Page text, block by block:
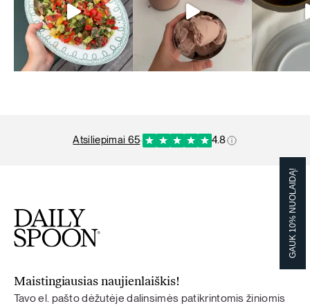
atsiliepimai 65· 4.8
Maistingiausias naujienlaiškis!
Tavo el. pašto dėžutėje dalinsimės patikrintomis žiniomis
GAUK 10% NUOLAIDĄ!